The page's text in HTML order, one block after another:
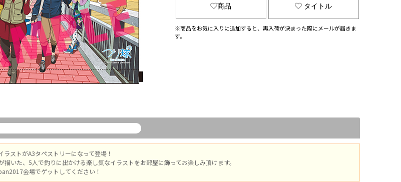
商品 タイトル
※商品をお気に入りに追加すると、再入荷が決まった際にメールが届きま
す。
ラストがA3タペストリーになって登場！
いた、5人で釣りに出かける楽し気なイラストをお部屋に飾ってお楽しみ頂けます。
会場でゲットしてください！